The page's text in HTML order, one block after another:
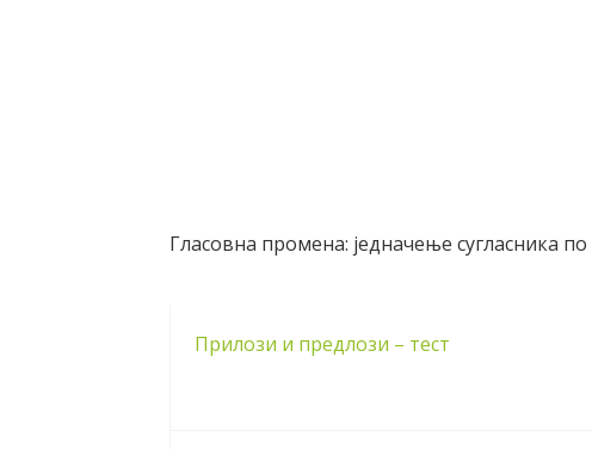
Гласовна промена: једначење сугласника
Прилози и предлози – тест